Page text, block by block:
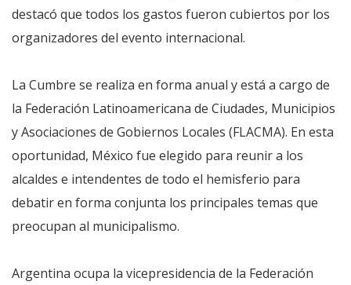
destacó que todos los gastos fueron cubiertos por los
organizadores del evento internacional.
La Cumbre se realiza en forma anual y está a cargo de
la Federación Latinoamericana de Ciudades, Municipios
y Asociaciones de Gobiernos Locales (FLACMA). En esta
oportunidad, México fue elegido para reunir a los
alcaldes e intendentes de todo el hemisferio para
debatir en forma conjunta los principales temas que
preocupan al municipalismo.
Argentina ocupa la vicepresidencia de la Federación